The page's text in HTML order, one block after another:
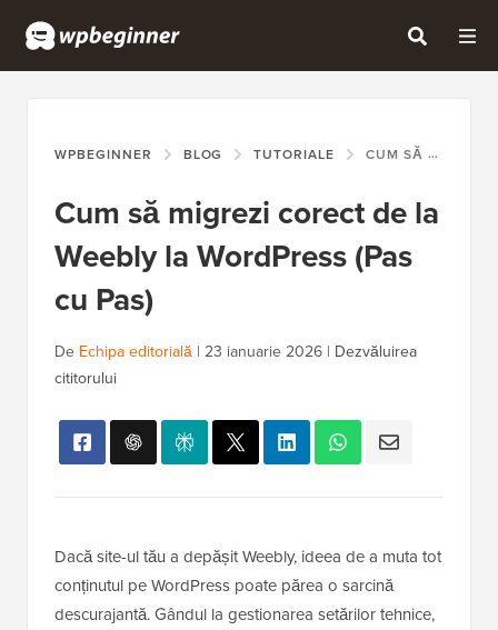
WPBEGINNER BLOG TUTORIALE CUM SĂ MIGREZI CORECT DE LA WEEBLY LA WORDPRESS (PAS CU PAS)
Cum să migrezi corect de la
Weebly la WordPress (Pas
cu Pas)
De Echipa editorială | 23 ianuarie 2026 | Dezvăluirea
cititorului
Dacă site-ul tău a depășit Weebly, ideea de a muta tot
conținutul pe WordPress poate părea o sarcină
descurajantă. Gândul la gestionarea setărilor tehnice,